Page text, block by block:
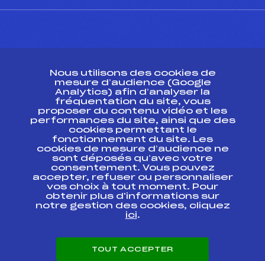
ESPACE PRESSE
Ressources
Pass’Neige
Projet sportif fédéral
Projet de performance fédéral
Antidopage
Pôle Développement, Formation, Suivi
Scientifique
Listes ministérielles
Pôle vie de l’athlète
Nous utilisons des cookies de
mesure d’audience (Google
Analytics) afin d’analyser la
fréquentation du site, vous
proposer du contenu vidéo et les
performances du site, ainsi que des
cookies permettant le
fonctionnement du site. Les
cookies de mesure d’audience ne
sont déposés qu’avec votre
consentement. Vous pouvez
accepter, refuser ou personnaliser
vos choix à tout moment. Pour
obtenir plus d'informations sur
notre gestion des cookies, cliquez
ici.
TOUT ACCEPTER